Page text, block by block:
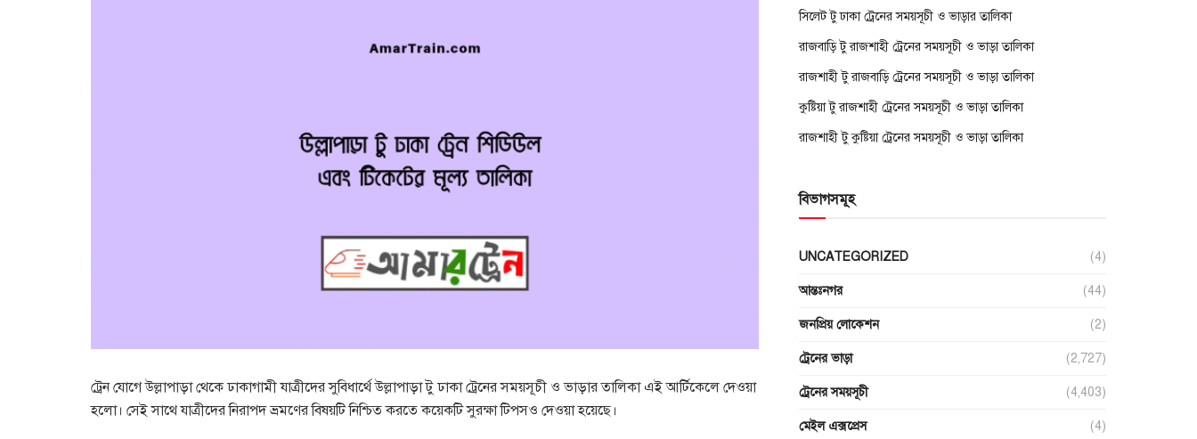
ট্রেন যোগে উল্লাপাড়া থেকে ঢাকাগামী যাত্রীদের সুবিধার্থে উল্লাপাড়া টু ঢাকা ট্রেনের সময়সূচী ও ভাড়ার তালিকা এই আর্টিকেলে দেওয়া
হলো। সেই সাথে যাত্রীদের নিরাপদ ভ্রমণের বিষয়টি নিশ্চিত করতে কয়েকটি সুরক্ষা টিপসও দেওয়া হয়েছে।
সিলেট টু ঢাকা ট্রেনের সময়সূচী ও ভাড়ার তালিকা
রাজবাড়ি টু রাজশাহী ট্রেনের সময়সূচী ও ভাড়া তালিকা
রাজশাহী টু রাজবাড়ি ট্রেনের সময়সূচী ও ভাড়া তালিকা
কুষ্টিয়া টু রাজশাহী ট্রেনের সময়সূচী ও ভাড়া তালিকা
রাজশাহী টু কুষ্টিয়া ট্রেনের সময়সূচী ও ভাড়া তালিকা
বিভাগসমূহ
UNCATEGORIZED (4)
আন্তঃনগর (44)
জনপ্রিয় লোকেশন (2)
ট্রেনের ভাড়া (2,727)
ট্রেনের সময়সূচী (4,403)
মেইল এক্সপ্রেস (4)